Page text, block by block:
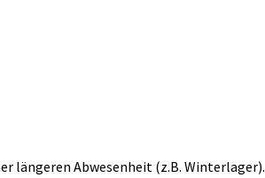
längeren Abwesenheit (z.B. Winterlager).